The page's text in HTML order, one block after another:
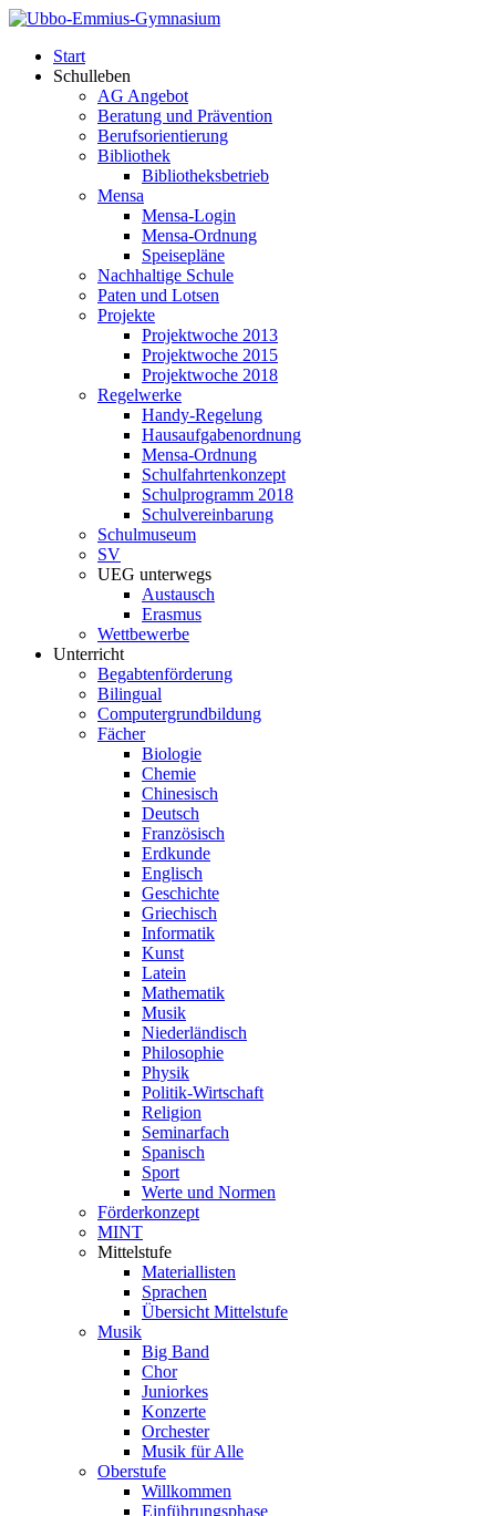
Start
Schulleben
AG Angebot
Beratung und Prävention
Berufsorientierung
Bibliothek
Bibliotheksbetrieb
Mensa
Mensa-Login
Mensa-Ordnung
Speisepläne
Nachhaltige Schule
Paten und Lotsen
Projekte
Projektwoche 2013
Projektwoche 2015
Projektwoche 2018
Regelwerke
Handy-Regelung
Hausaufgabenordnung
Mensa-Ordnung
Schulfahrtenkonzept
Schulprogramm 2018
Schulvereinbarung
Schulmuseum
SV
UEG unterwegs
Austausch
Erasmus
Wettbewerbe
Unterricht
Begabtenförderung
Bilingual
Computergrundbildung
Fächer
Biologie
Chemie
Chinesisch
Deutsch
Französisch
Erdkunde
Englisch
Geschichte
Griechisch
Informatik
Kunst
Latein
Mathematik
Musik
Niederländisch
Philosophie
Physik
Politik-Wirtschaft
Religion
Seminarfach
Spanisch
Sport
Werte und Normen
Förderkonzept
MINT
Mittelstufe
Materiallisten
Sprachen
Übersicht Mittelstufe
Musik
Big Band
Chor
Juniorkes
Konzerte
Orchester
Musik für Alle
Oberstufe
Willkommen
Einführungsphase